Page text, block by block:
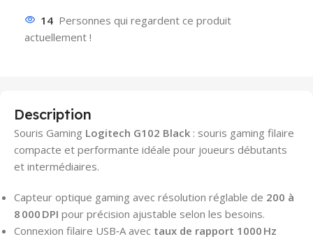
14 Personnes qui regardent ce produit
actuellement !
Description
Souris Gaming Logitech G102 Black : souris gaming filaire
compacte et performante idéale pour joueurs débutants
et intermédiaires.
Capteur optique gaming avec résolution réglable de 200 à
8 000 DPI pour précision ajustable selon les besoins.
Connexion filaire USB‑A avec taux de rapport 1000 Hz